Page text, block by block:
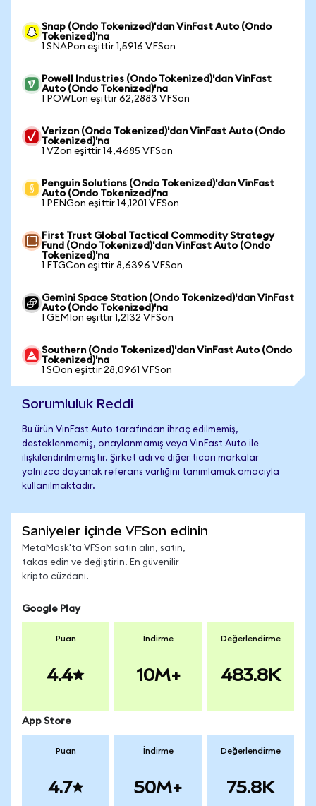
Snap (Ondo Tokenized)'dan VinFast Auto (Ondo
Tokenized)'na
1 SNAPon eşittir 1,5916 VFSon
Powell Industries (Ondo Tokenized)'dan VinFast
Auto (Ondo Tokenized)'na
1 POWLon eşittir 62,2883 VFSon
Verizon (Ondo Tokenized)'dan VinFast Auto (Ondo
Tokenized)'na
1 VZon eşittir 14,4685 VFSon
Penguin Solutions (Ondo Tokenized)'dan VinFast
Auto (Ondo Tokenized)'na
1 PENGon eşittir 14,1201 VFSon
First Trust Global Tactical Commodity Strategy
Fund (Ondo Tokenized)'dan VinFast Auto (Ondo
Tokenized)'na
1 FTGCon eşittir 8,6396 VFSon
Gemini Space Station (Ondo Tokenized)'dan VinFast
Auto (Ondo Tokenized)'na
1 GEMIon eşittir 1,2132 VFSon
Southern (Ondo Tokenized)'dan VinFast Auto (Ondo
Tokenized)'na
1 SOon eşittir 28,0961 VFSon
Sorumluluk Reddi
Bu ürün VinFast Auto tarafından ihraç edilmemiş,
desteklenmemiş, onaylanmamış veya VinFast Auto ile
ilişkilendirilmemiştir. Şirket adı ve diğer ticari markalar
yalnızca dayanak referans varlığını tanımlamak amacıyla
kullanılmaktadır.
Saniyeler içinde VFSon edinin
MetaMask'ta VFSon satın alın, satın,
takas edin ve değiştirin. En güvenilir
kripto cüzdanı.
Google Play
Puan
4.4
İndirme
10M+
Değerlendirme
483.8K
App Store
Puan
4.7
İndirme
50M+
Değerlendirme
75.8K